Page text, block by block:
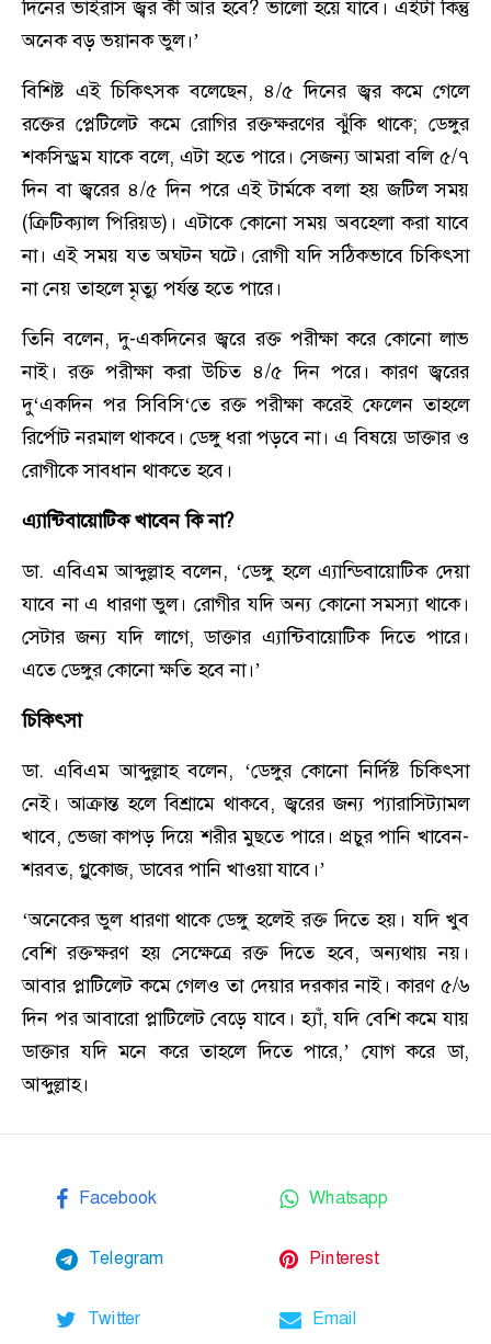
দিনের ভাইরাস জ্বর কী আর হবে? ভালো হয়ে যাবে। এইটা কিন্তু
অনেক বড় ভয়ানক ভুল।’
বিশিষ্ট এই চিকিৎসক বলেছেন, ৪/৫ দিনের জ্বর কমে গেলে
রক্তের প্লেটিলেট কমে রোগির রক্তক্ষরণের ঝুঁকি থাকে; ডেঙ্গুর
শকসিন্ড্রম যাকে বলে, এটা হতে পারে। সেজন্য আমরা বলি ৫/৭
দিন বা জ্বরের ৪/৫ দিন পরে এই টার্মকে বলা হয় জটিল সময়
(ক্রিটিক্যাল পিরিয়ড)। এটাকে কোনো সময় অবহেলা করা যাবে
না। এই সময় যত অঘটন ঘটে। রোগী যদি সঠিকভাবে চিকিৎসা
না নেয় তাহলে মৃত্যু পর্যন্ত হতে পারে।
তিনি বলেন, দু-একদিনের জ্বরে রক্ত পরীক্ষা করে কোনো লাভ
নাই। রক্ত পরীক্ষা করা উচিত ৪/৫ দিন পরে। কারণ জ্বরের
দু‘একদিন পর সিবিসি‘তে রক্ত পরীক্ষা করেই ফেলেন তাহলে
রির্পোট নরমাল থাকবে। ডেঙ্গু ধরা পড়বে না। এ বিষয়ে ডাক্তার ও
রোগীকে সাবধান থাকতে হবে।
এ্যান্টিবায়োটিক খাবেন কি না?
ডা. এবিএম আব্দুল্লাহ বলেন, ‘ডেঙ্গু হলে এ্যান্ডিবায়োটিক দেয়া
যাবে না এ ধারণা ভুল। রোগীর যদি অন্য কোনো সমস্যা থাকে।
সেটার জন্য যদি লাগে, ডাক্তার এ্যান্টিবায়োটিক দিতে পারে।
এতে ডেঙ্গুর কোনো ক্ষতি হবে না।’
চিকিৎসা
ডা. এবিএম আব্দুল্লাহ বলেন, ‘ডেঙ্গুর কোনো নির্দিষ্ট চিকিৎসা
নেই। আক্রান্ত হলে বিশ্রামে থাকবে, জ্বরের জন্য প্যারাসিট্যামল
খাবে, ভেজা কাপড় দিয়ে শরীর মুছতে পারে। প্রচুর পানি খাবেন-
শরবত, গ্লুকোজ, ডাবের পানি খাওয়া যাবে।’
‘অনেকের ভুল ধারণা থাকে ডেঙ্গু হলেই রক্ত দিতে হয়। যদি খুব
বেশি রক্তক্ষরণ হয় সেক্ষেত্রে রক্ত দিতে হবে, অন্যথায় নয়।
আবার প্লাটিলেট কমে গেলও তা দেয়ার দরকার নাই। কারণ ৫/৬
দিন পর আবারো প্লাটিলেট বেড়ে যাবে। হ্যাঁ, যদি বেশি কমে যায়
ডাক্তার যদি মনে করে তাহলে দিতে পারে,’ যোগ করে ডা,
আব্দুল্লাহ।
Facebook Whatsapp
Telegram Pinterest
Twitter Email